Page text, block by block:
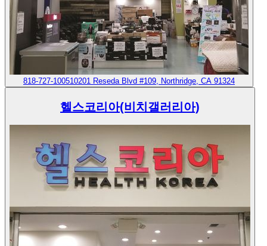
818-727-100510201 Reseda Blvd #109, Northridge, CA 91324
헬스코리아(비치갤러리아)